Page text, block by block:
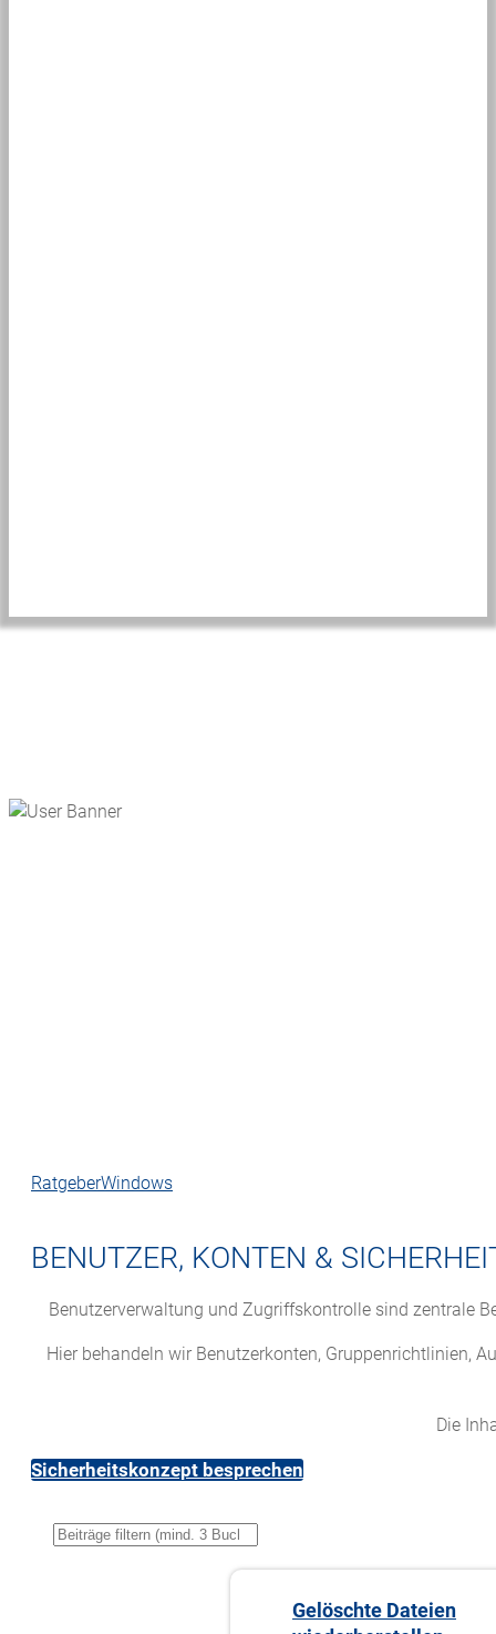
RatgeberWindows
BENUTZER, KONTEN &
Benutzerverwaltung und Zugriffskontrolle sind zentrale
Hier behandeln wir Benutzerkonten, Gruppenrichtlinien,
Die
Sicherheitskonzept besprechen
Gelöschte Dateien